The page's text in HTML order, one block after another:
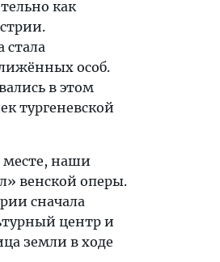
как
стала
особ.
в этом
тургеневской
месте, наши
венской оперы.
сначала
центр и
земли в ходе